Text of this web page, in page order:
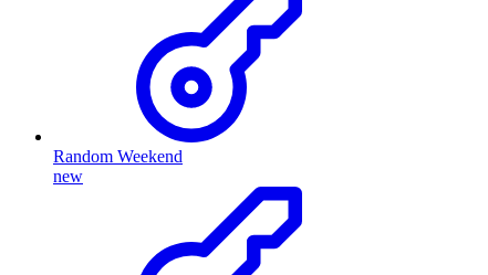
Random Weekend
new